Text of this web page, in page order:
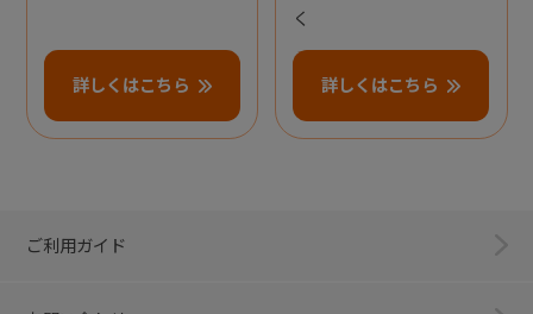
詳しくはこちら
く
詳しくはこちら
ご利用ガイド